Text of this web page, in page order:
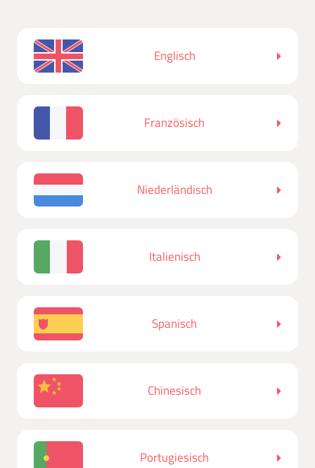
Englisch
Französisch
Niederländisch
Italienisch
Spanisch
Chinesisch
Portugiesisch